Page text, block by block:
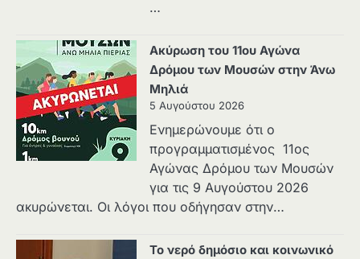
…
Ακύρωση του 11ου Αγώνα
Δρόμου των Μουσών στην Άνω
Μηλιά
5 Αυγούστου 2026
Ενημερώνουμε ότι ο
προγραμματισμένος 11ος
Αγώνας Δρόμου των Μουσών
για τις 9 Αυγούστου 2026
ακυρώνεται. Οι λόγοι που οδήγησαν στην…
Το νερό δημόσιο και κοινωνικό